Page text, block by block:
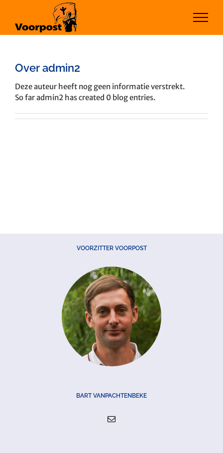
inhoud
Overadmin2
Deze auteur heeft nog geen informatie verstrekt.
So far admin2 has created 0 blog entries.
VOORZITTER VOORPOST
BART VANPACHTENBEKE